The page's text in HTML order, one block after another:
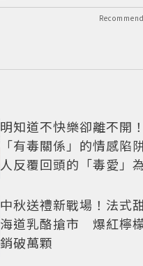
明知道不快樂卻離不開
「有毒關係」的情感陷
人反覆回頭的「毒愛」
中秋送禮新戰場！法式
海道乳酪搶市 爆紅檸
銷破萬顆